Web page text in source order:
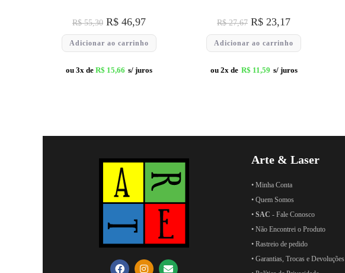
R$55,30 R$ 46,97
Adicionar ao carrinho
ou 3x de R$ 15,66 s/ juros
R$27,67 R$ 23,17
Adicionar ao carrinho
ou 2x de R$ 11,59 s/ juros
Arte & Laser
• Minha Conta
• Quem Somos
• SAC - Fale Conosco
• Não Encontrei o Produto
• Rastreio de pedido
• Garantias, Trocas e Devoluções